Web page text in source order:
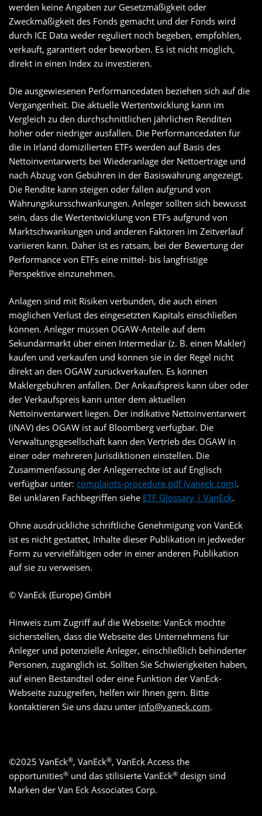
werden keine Angaben zur Gesetzmäßigkeit oder
Zweckmäßigkeit des Fonds gemacht und der Fonds wird
durch ICE Data weder reguliert noch begeben, empfohlen,
verkauft, garantiert oder beworben. Es ist nicht möglich,
direkt in einen Index zu investieren.
Die ausgewiesenen Performancedaten beziehen sich auf die
Vergangenheit. Die aktuelle Wertentwicklung kann im
Vergleich zu den durchschnittlichen jährlichen Renditen
höher oder niedriger ausfallen. Die Performancedaten für
die in Irland domizilierten ETFs werden auf Basis des
Nettoinventarwerts bei Wiederanlage der Nettoerträge und
nach Abzug von Gebühren in der Basiswährung angezeigt.
Die Rendite kann steigen oder fallen aufgrund von
Währungskursschwankungen. Anleger sollten sich bewusst
sein, dass die Wertentwicklung von ETFs aufgrund von
Marktschwankungen und anderen Faktoren im Zeitverlauf
variieren kann. Daher ist es ratsam, bei der Bewertung der
Performance von ETFs eine mittel- bis langfristige
Perspektive einzunehmen.
Anlagen sind mit Risiken verbunden, die auch einen
möglichen Verlust des eingesetzten Kapitals einschließen
können. Anleger müssen OGAW-Anteile auf dem
Sekundärmarkt über einen Intermediär (z. B. einen Makler)
kaufen und verkaufen und können sie in der Regel nicht
direkt an den OGAW zurückverkaufen. Es können
Maklergebühren anfallen. Der Ankaufspreis kann über oder
der Verkaufspreis kann unter dem aktuellen
Nettoinventarwert liegen. Der indikative Nettoinventarwert
(iNAV) des OGAW ist auf Bloomberg verfügbar. Die
Verwaltungsgesellschaft kann den Vertrieb des OGAW in
einer oder mehreren Jurisdiktionen einstellen. Die
Zusammenfassung der Anlegerrechte ist auf Englisch
verfügbar unter: complaints-procedure.pdf (vaneck.com).
Bei unklaren Fachbegriffen siehe ETF Glossary | VanEck.
Ohne ausdrückliche schriftliche Genehmigung von VanEck
ist es nicht gestattet, Inhalte dieser Publikation in jedweder
Form zu vervielfältigen oder in einer anderen Publikation
auf sie zu verweisen.
© VanEck (Europe) GmbH
Hinweis zum Zugriff auf die Webseite: VanEck möchte
sicherstellen, dass die Webseite des Unternehmens für
Anleger und potenzielle Anleger, einschließlich behinderter
Personen, zugänglich ist. Sollten Sie Schwierigkeiten haben,
auf einen Bestandteil oder eine Funktion der VanEck-
Webseite zuzugreifen, helfen wir Ihnen gern. Bitte
kontaktieren Sie uns dazu unter info@vaneck.com.
©2025 VanEck®, VanEck®, VanEck Access the
opportunities® und das stilisierte VanEck® design sind
Marken der Van Eck Associates Corp.